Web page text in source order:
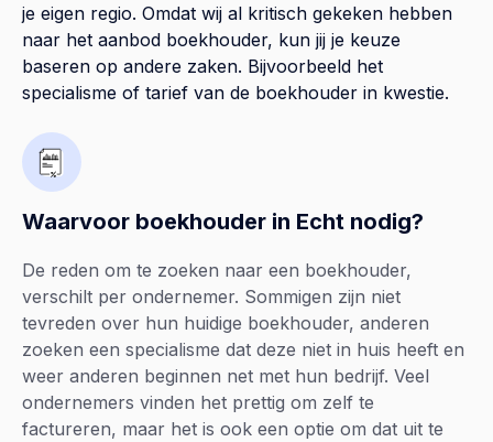
je eigen regio. Omdat wij al kritisch gekeken hebben
naar het aanbod boekhouder, kun jij je keuze
baseren op andere zaken. Bijvoorbeeld het
specialisme of tarief van de boekhouder in kwestie.
Waarvoor boekhouder in Echt nodig?
De reden om te zoeken naar een boekhouder,
verschilt per ondernemer. Sommigen zijn niet
tevreden over hun huidige boekhouder, anderen
zoeken een specialisme dat deze niet in huis heeft en
weer anderen beginnen net met hun bedrijf. Veel
ondernemers vinden het prettig om zelf te
factureren, maar het is ook een optie om dat uit te